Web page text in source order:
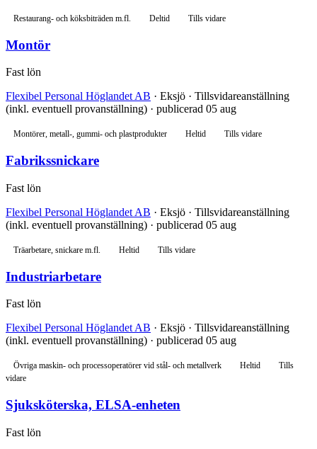
Restaurang- och köksbiträden m.fl. Deltid Tills vidare
Montör
Fast lön
Flexibel Personal Höglandet AB · Eksjö · Tillsvidareanställning
(inkl. eventuell provanställning) · publicerad 05 aug
Montörer, metall-, gummi- och plastprodukter Heltid Tills vidare
Fabrikssnickare
Fast lön
Flexibel Personal Höglandet AB · Eksjö · Tillsvidareanställning
(inkl. eventuell provanställning) · publicerad 05 aug
Träarbetare, snickare m.fl. Heltid Tills vidare
Industriarbetare
Fast lön
Flexibel Personal Höglandet AB · Eksjö · Tillsvidareanställning
(inkl. eventuell provanställning) · publicerad 05 aug
Övriga maskin- och processoperatörer vid stål- och metallverk Heltid
Tills
vidare
Sjuksköterska, ELSA-enheten
Fast lön